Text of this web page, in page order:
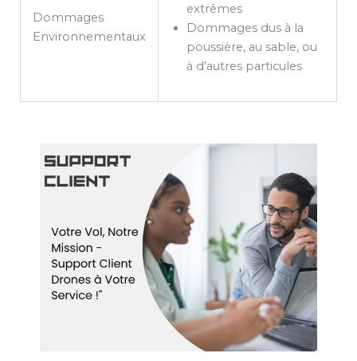
Dommages
Environnementaux
extrêmes
Dommages dus à la
poussière, au sable, ou
à d’autres particules